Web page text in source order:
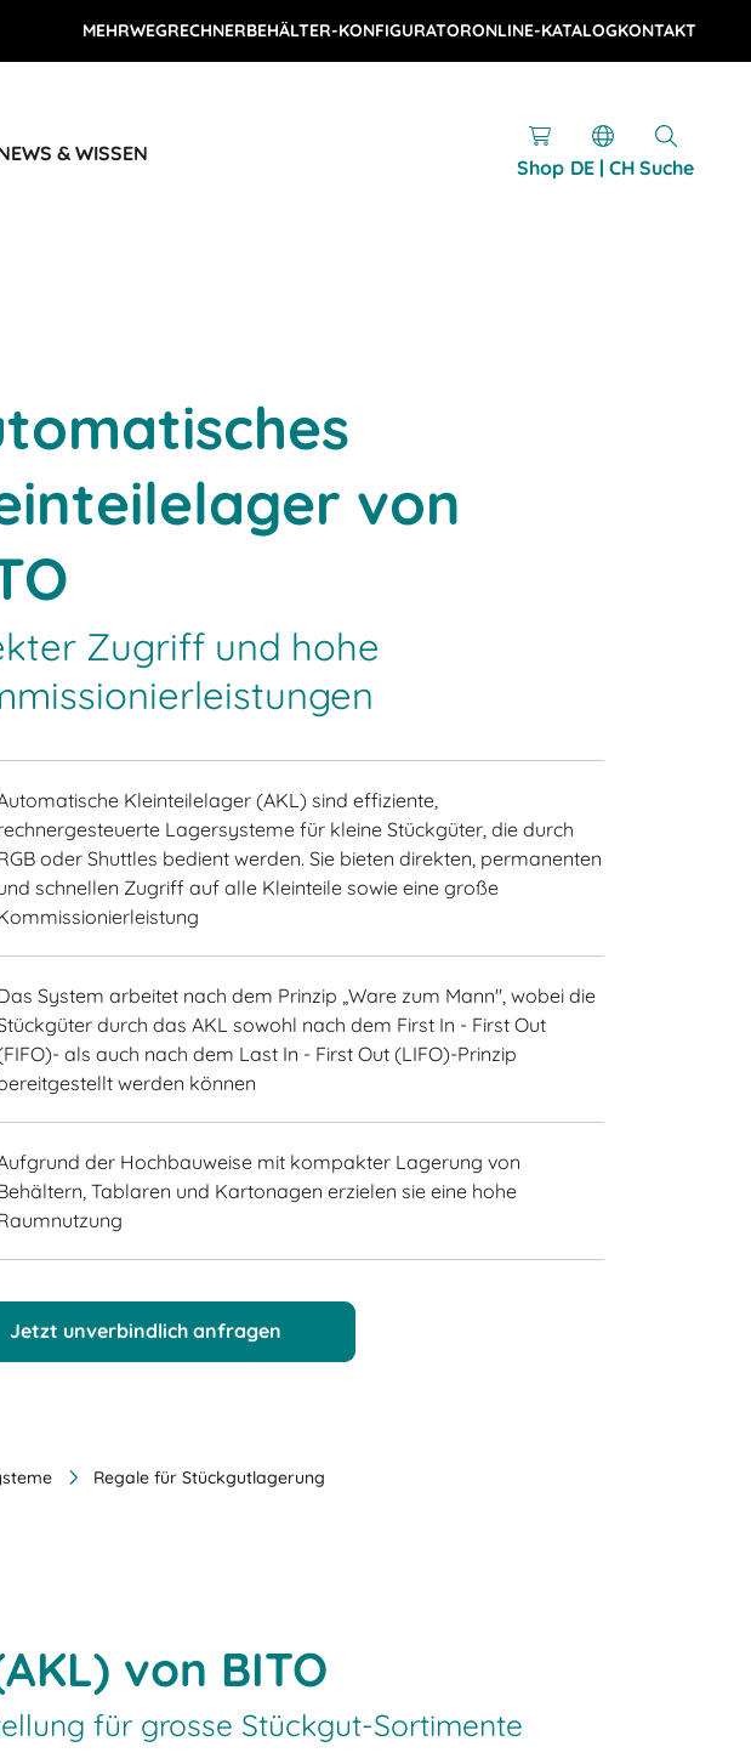
MEHRWEGRECHNERBEHÄLTER-KONFIGURATORONLINE-KATALOGKONTAKT
& WISSEN
Shop DE | CH Suche
von
Zugriff und hohe
Kleinteilelager (AKL) sind effiziente,
Lagersysteme für kleine Stückgüter, die durch
oder Shuttles bedient werden. Sie bieten direkten, permanenten
schnellen Zugriff auf alle Kleinteile sowie eine große
System arbeitet nach dem Prinzip „Ware zum Mann", wobei die
durch das AKL sowohl nach dem First In - First Out
als auch nach dem Last In - First Out (LIFO)-Prinzip
werden können
der Hochbauweise mit kompakter Lagerung von
Tablaren und Kartonagen erzielen sie eine hohe
Jetzt unverbindlich anfragen
Regale für Stückgutlagerung
von BITO
für grosse Stückgut-Sortimente